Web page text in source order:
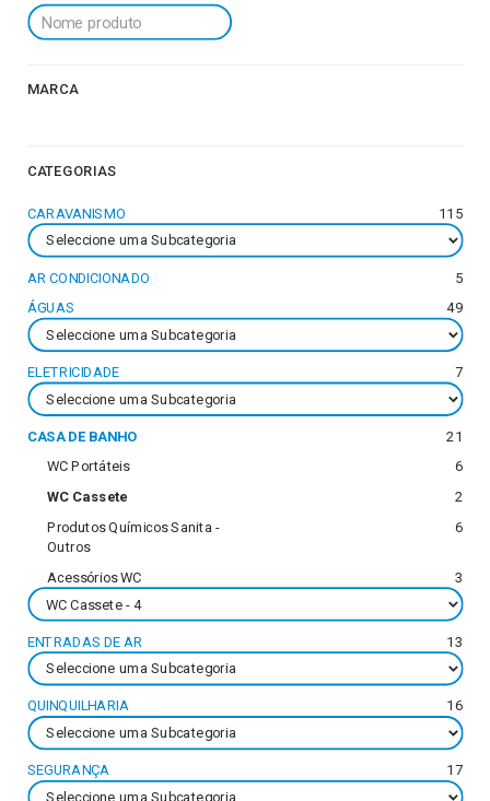
MARCA
CATEGORIAS
CARAVANISMO 115
AR CONDICIONADO 5
ÁGUAS 49
ELETRICIDADE 7
CASA DE BANHO 21
WC Portáteis 6
WC Cassete 2
Produtos Químicos Sanita -
Outros
6
Acessórios WC 3
ENTRADAS DE AR 13
QUINQUILHARIA 16
SEGURANÇA 17